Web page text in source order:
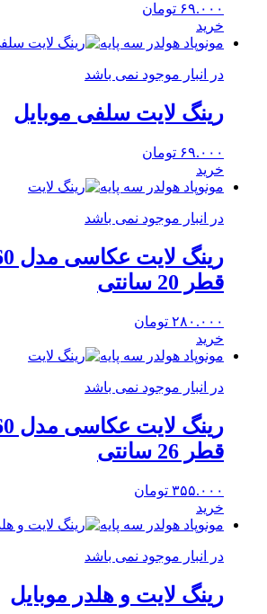
۶۹.۰۰۰ تومان
خرید
مونوپاد هولدر سه پایه
در انبار موجود نمی باشد
رینگ لایت سلفی موبایل
۶۹.۰۰۰ تومان
خرید
مونوپاد هولدر سه پایه
در انبار موجود نمی باشد
قطر 20 سانتی
۲۸۰.۰۰۰ تومان
خرید
مونوپاد هولدر سه پایه
در انبار موجود نمی باشد
قطر 26 سانتی
۳۵۵.۰۰۰ تومان
خرید
مونوپاد هولدر سه پایه
در انبار موجود نمی باشد
رینگ لایت و هلدر موبایل